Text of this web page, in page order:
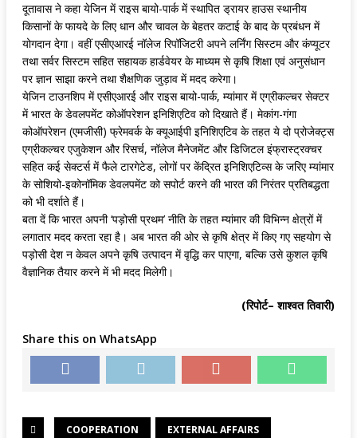
दूतावास ने कहा येजिन में राइस बायो-पार्क में स्थापित ड्रायर हाउस स्थानीय
किसानों के फायदे के लिए धान और चावल के बेहतर कटाई के बाद के प्रबंधन में
योगदान देगा। वहीं एसीएआरई नॉलेज रिपॉजिटरी अपने लर्निंग सिस्टम और कंप्यूटर
तथा सर्वर सिस्टम सहित सहायक हार्डवेयर के माध्यम से कृषि शिक्षा एवं अनुसंधान
पर ज्ञान साझा करने तथा शैक्षणिक जुड़ाव में मदद करेगा।
येजिन टाउनशिप में एसीएआरई और राइस बायो-पार्क, म्यांमार में एग्रीकल्चर सेक्टर
में भारत के डेवलपमेंट कोऑपरेशन इनिशिएटिव को दिखाते हैं। मेकांग-गंगा
कोऑपरेशन (एमजीसी) फ्रेमवर्क के क्यूआईपी इनिशिएटिव के तहत ये दो प्रोजेक्ट्स
एग्रीकल्चर एजुकेशन और रिसर्च, नॉलेज मैनेजमेंट और डिजिटल इंफ्रास्ट्रक्चर
सहित कई सेक्टर्स में फैले टारगेटेड, लोगों पर केंद्रित इनिशिएटिव्स के जरिए म्यांमार
के सोशियो-इकोनॉमिक डेवलपमेंट को सपोर्ट करने की भारत की निरंतर प्रतिबद्धता
को भी दर्शाते हैं।
बता दें कि भारत अपनी ‘पड़ोसी प्रथम’ नीति के तहत म्यांमार की विभिन्न क्षेत्रों में
लगातार मदद करता रहा है। अब भारत की ओर से कृषि क्षेत्र में किए गए सहयोग से
पड़ोसी देश न केवल अपने कृषि उत्पादन में वृद्धि कर पाएगा, बल्कि उसे कुशल कृषि
वैज्ञानिक तैयार करने में भी मदद मिलेगी।
(रिपोर्ट– शाश्वत तिवारी)
Share this on WhatsApp
COOPERATION EXTERNAL AFFAIRS